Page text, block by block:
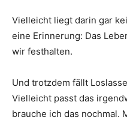
Vielleicht liegt darin gar
eine Erinnerung: Das
wir festhalten.
Und trotzdem fällt
Vielleicht passt das
brauche ich das nochmal.